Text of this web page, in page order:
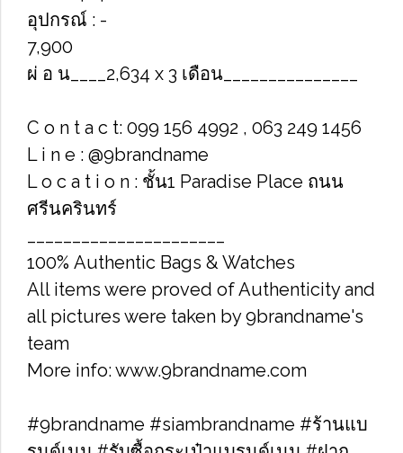
อุปกรณ์​ : -
7,900
ผ่ อ น____2,634 x 3 เดือน_______________
C o n t a c t: 099 156 4992 , 063 249 1456
L i n e : @9brandname
L o c a t i o n : ชั้น1 Paradise Place ถนน
ศรีนครินทร์
100% Authentic Bags & Watches
All items were proved of Authenticity and
all pictures were taken by 9brandname's
team
More info: www.9brandname.com
#9brandname #siambrandname #ร้านแบ